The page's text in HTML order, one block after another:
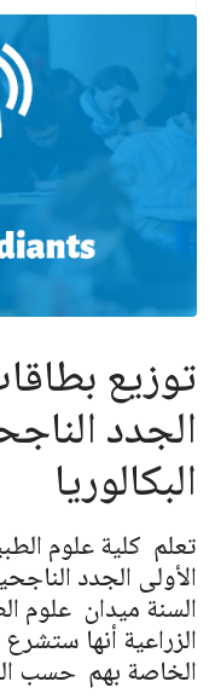
توزيع
الجدد
البكالوريا
تعلم كلية علوم
الأولى الجدد
السنة ميدان علوم
الزراعية أنها
الخاصة بهم حسب